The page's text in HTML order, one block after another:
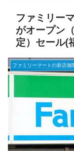
ファミリー
がオープン
定）セール(